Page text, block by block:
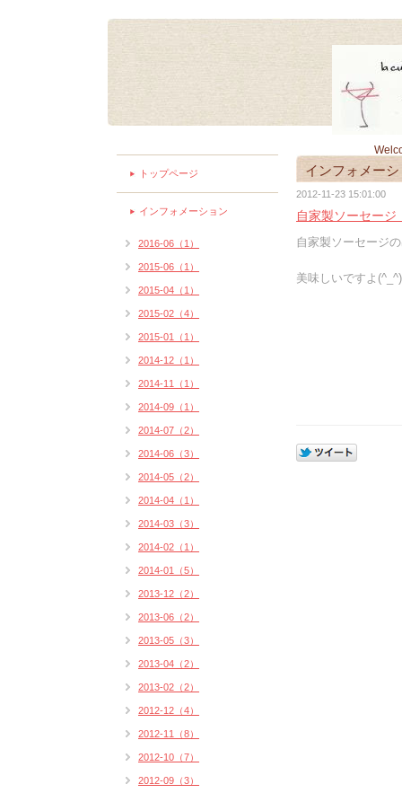
インフォメー
2012-11-23 15:01:00
自家製ソーセージ
自家製ソーセージ
美味しいですよ
トップページ
インフォメーション
2016-06（1）
2015-06（1）
2015-04（1）
2015-02（4）
2015-01（1）
2014-12（1）
2014-11（1）
2014-09（1）
2014-07（2）
2014-06（3）
2014-05（2）
2014-04（1）
2014-03（3）
2014-02（1）
2014-01（5）
2013-12（2）
2013-06（2）
2013-05（3）
2013-04（2）
2013-02（2）
2012-12（4）
2012-11（8）
2012-10（7）
2012-09（3）